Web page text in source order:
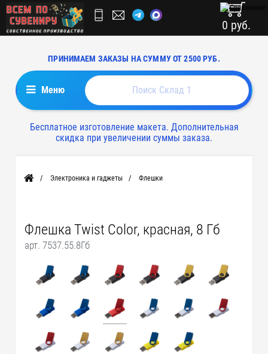
ПРИНИМАЕМ ЗАКАЗЫ НА СУММУ ОТ 2500 РУБ.
0 руб.
Меню
Бесплатное изготовление макета. Дополнительная
скидка при увеличении суммы заказа.
Главная Электроника и гаджеты Флешки
Флешка Twist Color, красная, 8 Гб
арт. 7537.55.8Гб